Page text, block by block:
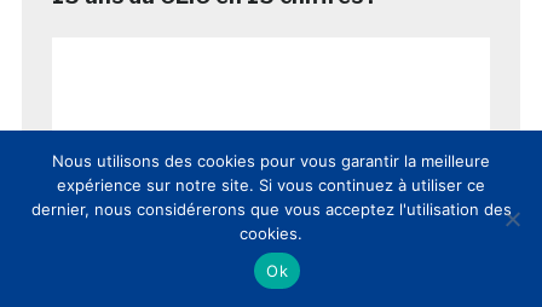
Nous utilisons des cookies pour vous garantir la meilleure
expérience sur notre site. Si vous continuez à utiliser ce
dernier, nous considérerons que vous acceptez l'utilisation des
cookies.
Ok